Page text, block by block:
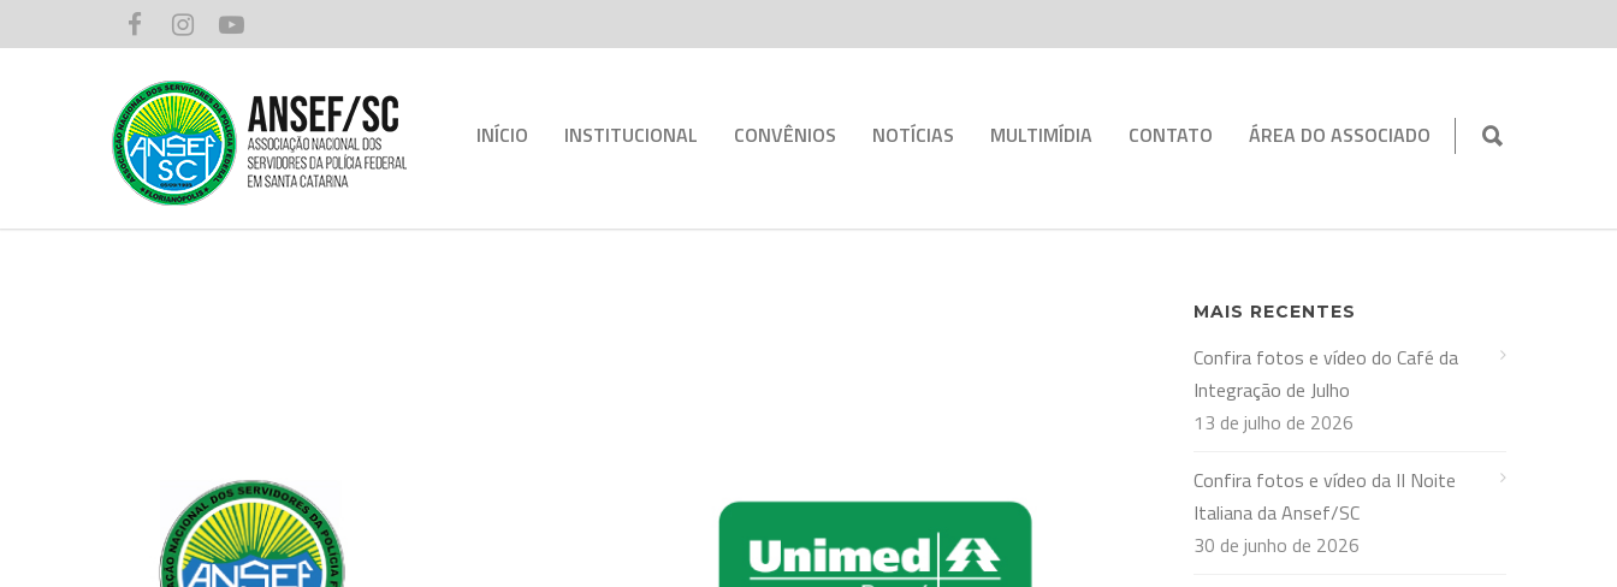
INÍCIO INSTITUCIONAL CONVÊNIOS NOTÍCIAS MULTIMÍDIA CONTATO ÁREA DO ASSOCIADO
MAIS RECENTES
Confira fotos e vídeo do Café da
Integração de Julho
13 de julho de 2026
Confira fotos e vídeo da II Noite
Italiana da Ansef/SC
30 de junho de 2026